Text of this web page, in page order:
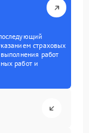
страховых
работ
работ и